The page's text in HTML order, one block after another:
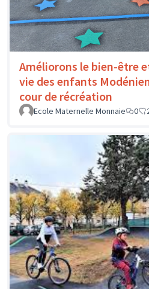
Améliorons le bien-être
vie des enfants
cour de récréation
Ecole Maternelle Monnaie 0